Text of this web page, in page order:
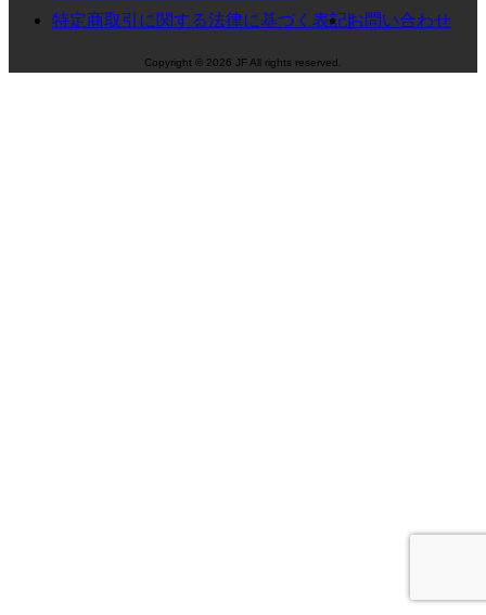
特定商取引に関する法律に基づく表記お問い合わせ
Copyright © 2026 JF All rights reserved.